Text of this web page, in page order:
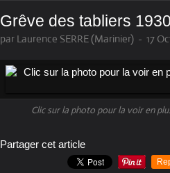
Grêve des tabliers
par Laurence SERRE (Marinier) - 17
Clic sur la photo pour la voir en
Partager cet article